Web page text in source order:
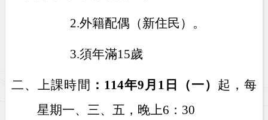
2.外籍配偶（新住民）。
3.須年滿15歲
二、上課時間 ： 114年9月 1 日（一） 起，每
星期一、三、五，晚上6 ： 30